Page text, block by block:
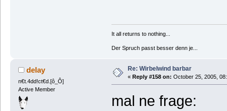
It all returns to nothing...
Der Spruch passt besser denn je...
delay
n€t.4dd!ct€d.[ô_Ô]
Active Member
Re: Wirbelwind barbar
« Reply #158 on: October 25, 2005,
mal ne frage: